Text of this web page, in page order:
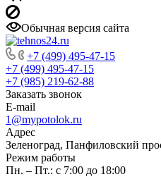
Обычная версия сайта
+7 (499) 495-47-15
+7 (499) 495-47-15
+7 (985) 219-62-88
Заказать звонок
E-mail
1@mypotolok.ru
Адрес
Зеленоград, Панфиловский
Режим работы
Пн. – Пт.: с 7:00 до 18:00